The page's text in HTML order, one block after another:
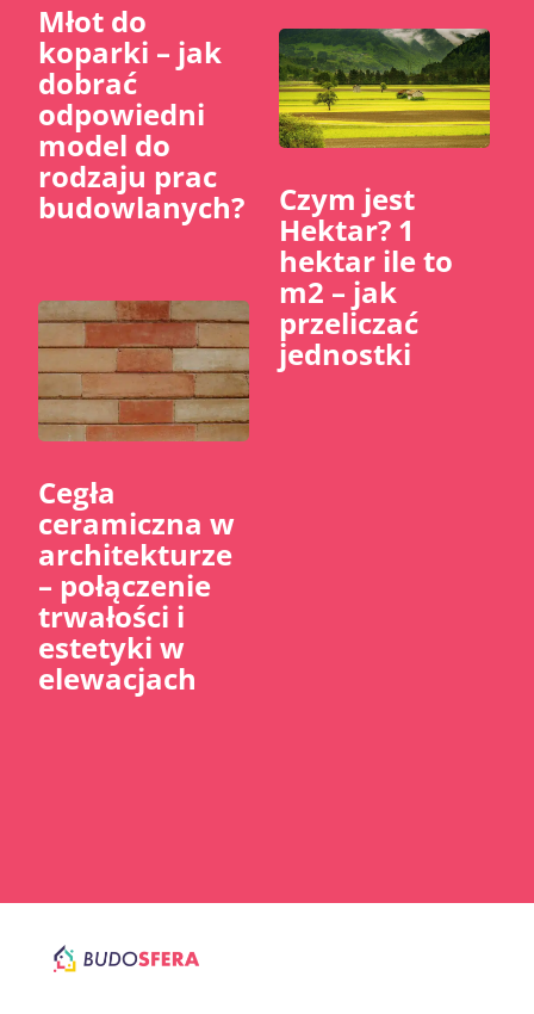
Młot do
koparki – jak
dobrać
odpowiedni
model do
rodzaju prac
budowlanych?
Cegła
ceramiczna w
architekturze
– połączenie
trwałości i
estetyki w
elewacjach
Czym jest
Hektar? 1
hektar ile to
m2 – jak
przeliczać
jednostki